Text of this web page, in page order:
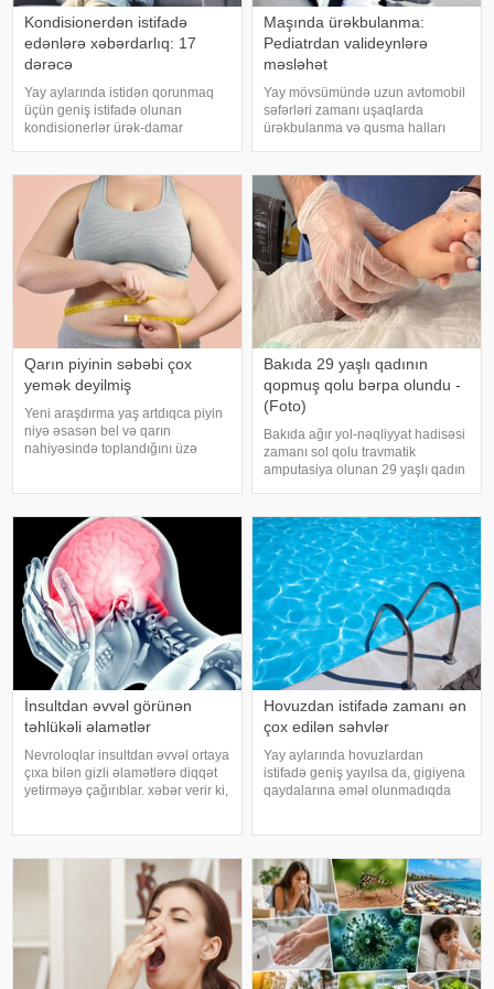
Kondisionerdən istifadə
edənlərə xəbərdarlıq: 17
dərəcə
Yay aylarında istidən qorunmaq
üçün geniş istifadə olunan
kondisionerlər ürək-damar
kardioloqların bildirdiyinə görə,
tərli halda qəfil çox soyuq otağ
Maşında ürəkbulanma:
Pediatrdan valideynlərə
məsləhət
Yay mövsümündə uzun avtomobil
səfərləri zamanı uşaqlarda
ürəkbulanma və qusma halları
beynin gözlərdən və bədənin
hərəkətindən gələn siqnallar
arasındakı uyğunsuzluqda
Qarın piyinin səbəbi çox
yemək deyilmiş
Yeni araşdırma yaş artdıqca piyin
niyə əsasən bel və qarın
nahiyəsində toplandığını üzə
müşahidə edir. Bu isə təkcə esteti
Bakıda 29 yaşlı qadının
qopmuş qolu bərpa olundu -
(Foto)
Bakıda ağır yol-nəqliyyat hadisəsi
zamanı sol qolu travmatik
amputasiya olunan 29 yaşlı qadın
zərərçəkən Səhiyyə Nazirliyi
Akademik M.A.Topçubaşov adına
Elmi Cərrahiyy
İnsultdan əvvəl görünən
təhlükəli əlamətlər
Nevroloqlar insultdan əvvəl ortaya
çıxa bilən gizli əlamətlərə diqqət
yetirməyə çağırıblar. xəbər verir ki,
verə bilər. Lakin b
Hovuzdan istifadə zamanı ən
çox edilən səhvlər
Yay aylarında hovuzlardan
istifadə geniş yayılsa da, gigiyena
qaydalarına əməl olunmadıqda
sonra duş qəbul etmək, hovuz
kənarınd